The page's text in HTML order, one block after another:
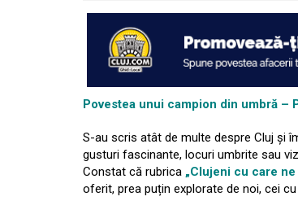
Povestea unui campion din umbră –
S-au scris atât de multe despre Cluj și
gusturi fascinante, locuri umbrite sau
Constat că rubrica „Clujeni cu care ne
oferit, prea puțin explorate de noi, cei